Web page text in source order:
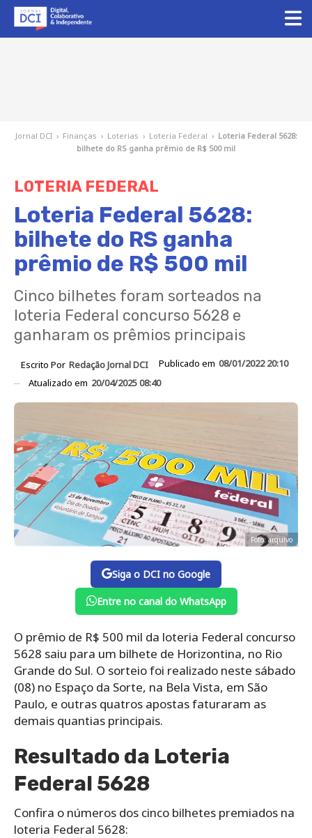
Jornal DCI › Finanças › Loterias › Loteria Federal › Loteria Federal 5628:
bilhete do RS ganha prêmio de R$ 500 mil
LOTERIA FEDERAL
Loteria Federal 5628:
bilhete do RS ganha
prêmio de R$ 500 mil
Cinco bilhetes foram sorteados na
loteria Federal concurso 5628 e
ganharam os prêmios principais
Escrito Por Redação Jornal DCI Publicado em 08/01/2022 20:10
Atualizado em 20/04/2025 08:40
Foto: arquivo
Siga o DCI no Google
Entre no canal do WhatsApp
O prêmio de R$ 500 mil da loteria Federal concurso
5628 saiu para um bilhete de Horizontina, no Rio
Grande do Sul. O sorteio foi realizado neste sábado
(08) no Espaço da Sorte, na Bela Vista, em São
Paulo, e outras quatros apostas faturaram as
demais quantias principais.
Resultado da Loteria
Federal 5628
Confira o números dos cinco bilhetes premiados na
loteria Federal 5628: